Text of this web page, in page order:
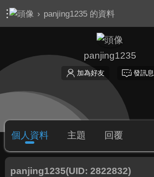
› panjing1235 的資料
panjing1235
加為好友 發訊息
個人資料 主題 回覆
panjing1235(UID: 2822832)